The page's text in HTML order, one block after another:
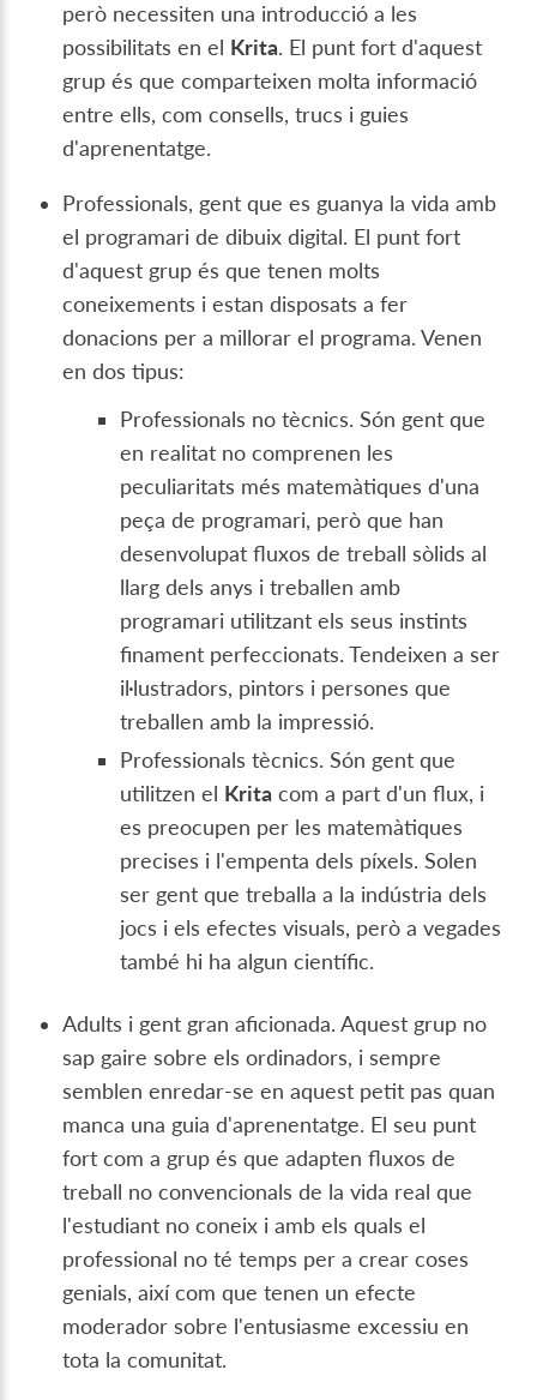
però necessiten una introducció a les
possibilitats en el Krita. El punt fort d'aquest
grup és que comparteixen molta informació
entre ells, com consells, trucs i guies
d'aprenentatge.
Professionals, gent que es guanya la vida amb
el programari de dibuix digital. El punt fort
d'aquest grup és que tenen molts
coneixements i estan disposats a fer
donacions per a millorar el programa. Venen
en dos tipus:
Professionals no tècnics. Són gent que
en realitat no comprenen les
peculiaritats més matemàtiques d'una
peça de programari, però que han
desenvolupat fluxos de treball sòlids al
llarg dels anys i treballen amb
programari utilitzant els seus instints
finament perfeccionats. Tendeixen a ser
il·lustradors, pintors i persones que
treballen amb la impressió.
Professionals tècnics. Són gent que
utilitzen el Krita com a part d'un flux, i
es preocupen per les matemàtiques
precises i l'empenta dels píxels. Solen
ser gent que treballa a la indústria dels
jocs i els efectes visuals, però a vegades
també hi ha algun científic.
Adults i gent gran aficionada. Aquest grup no
sap gaire sobre els ordinadors, i sempre
semblen enredar-se en aquest petit pas quan
manca una guia d'aprenentatge. El seu punt
fort com a grup és que adapten fluxos de
treball no convencionals de la vida real que
l'estudiant no coneix i amb els quals el
professional no té temps per a crear coses
genials, així com que tenen un efecte
moderador sobre l'entusiasme excessiu en
tota la comunitat.